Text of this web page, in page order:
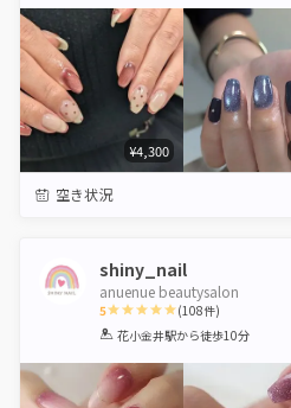
¥4,300
空き状況
shiny_nail
anuenue beautysalon
5
1 2 3 4 5
(108件)
花小金井駅から徒歩10分